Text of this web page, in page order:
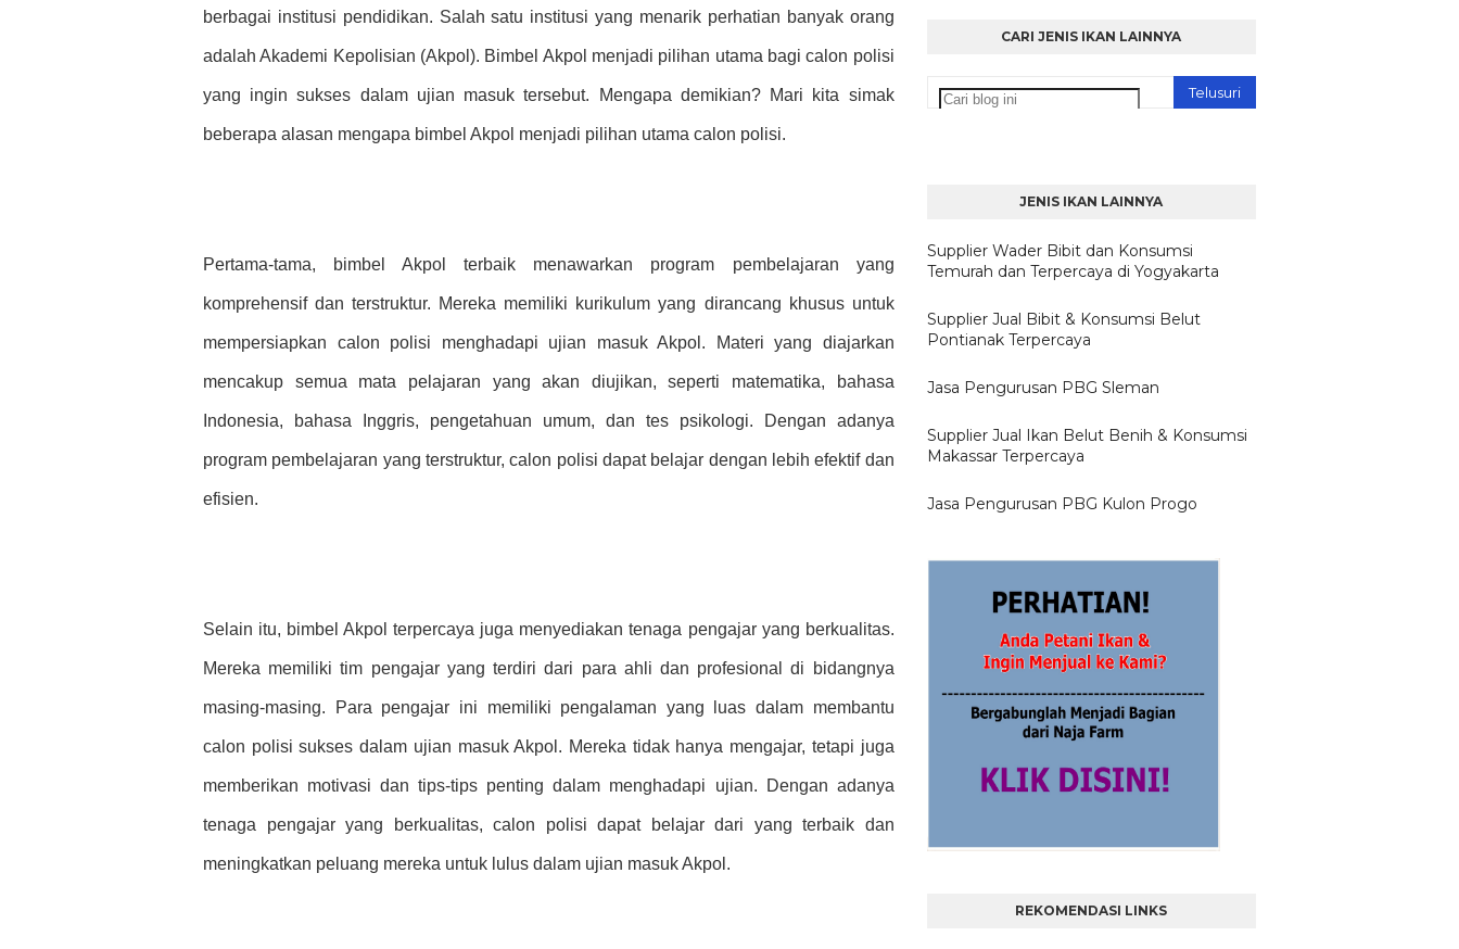
berbagai institusi pendidikan. Salah satu institusi yang menarik perhatian banyak orang
adalah Akademi Kepolisian (Akpol). Bimbel Akpol menjadi pilihan utama bagi calon polisi
yang ingin sukses dalam ujian masuk tersebut. Mengapa demikian? Mari kita simak
beberapa alasan mengapa bimbel Akpol menjadi pilihan utama calon polisi.
Pertama-tama, bimbel Akpol terbaik menawarkan program pembelajaran yang
komprehensif dan terstruktur. Mereka memiliki kurikulum yang dirancang khusus untuk
mempersiapkan calon polisi menghadapi ujian masuk Akpol. Materi yang diajarkan
mencakup semua mata pelajaran yang akan diujikan, seperti matematika, bahasa
Indonesia, bahasa Inggris, pengetahuan umum, dan tes psikologi. Dengan adanya
program pembelajaran yang terstruktur, calon polisi dapat belajar dengan lebih efektif dan
efisien.
Selain itu, bimbel Akpol terpercaya juga menyediakan tenaga pengajar yang berkualitas.
Mereka memiliki tim pengajar yang terdiri dari para ahli dan profesional di bidangnya
masing-masing. Para pengajar ini memiliki pengalaman yang luas dalam membantu
calon polisi sukses dalam ujian masuk Akpol. Mereka tidak hanya mengajar, tetapi juga
memberikan motivasi dan tips-tips penting dalam menghadapi ujian. Dengan adanya
tenaga pengajar yang berkualitas, calon polisi dapat belajar dari yang terbaik dan
meningkatkan peluang mereka untuk lulus dalam ujian masuk Akpol.
CARI JENIS IKAN LAINNYA
JENIS IKAN LAINNYA
Supplier Wader Bibit dan Konsumsi
Temurah dan Terpercaya di Yogyakarta
Supplier Jual Bibit & Konsumsi Belut
Pontianak Terpercaya
Jasa Pengurusan PBG Sleman
Supplier Jual Ikan Belut Benih & Konsumsi
Makassar Terpercaya
Jasa Pengurusan PBG Kulon Progo
REKOMENDASI LINKS